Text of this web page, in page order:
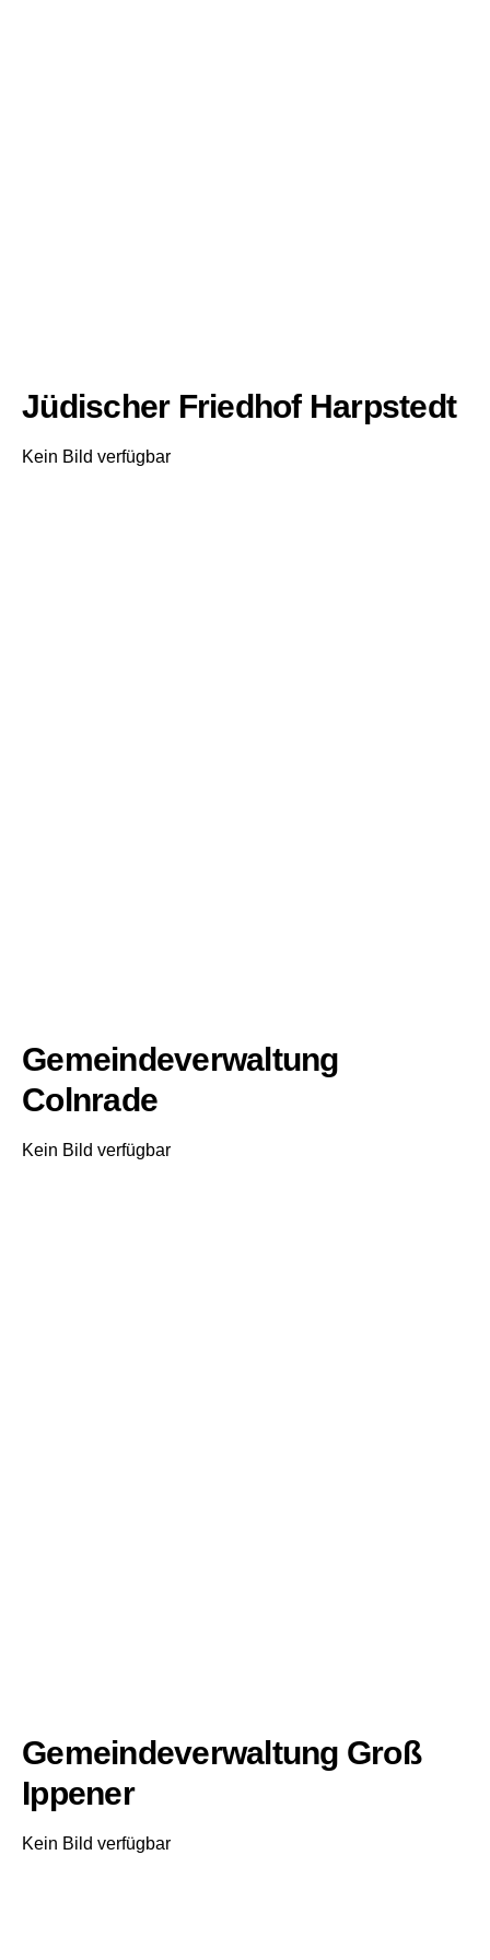
Jüdischer Friedhof Harpstedt
Kein Bild verfügbar
Gemeindeverwaltung
Colnrade
Kein Bild verfügbar
Gemeindeverwaltung Groß
Ippener
Kein Bild verfügbar